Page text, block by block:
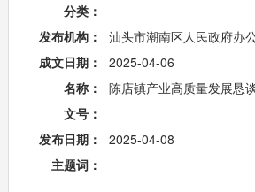
分类：
发布机构：
汕头市潮南区人民政府办
成文日期：
2025-04-06
名称：
陈店镇产业高质量发展恳
文号：
发布日期：
2025-04-08
主题词：